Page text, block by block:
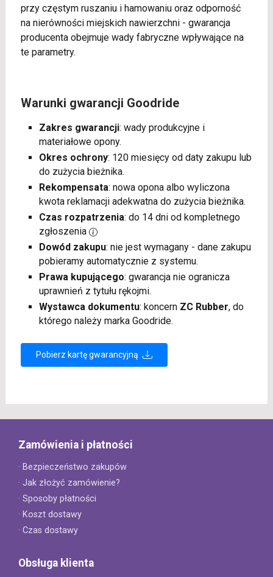
przy częstym ruszaniu i hamowaniu oraz odporność
na nierówności miejskich nawierzchni - gwarancja
producenta obejmuje wady fabryczne wpływające na
te parametry.
Warunki gwarancji Goodride
Zakres gwarancji: wady produkcyjne i
materiałowe opony.
Okres ochrony: 120 miesięcy od daty zakupu lub
do zużycia bieżnika.
Rekompensata: nowa opona albo wyliczona
kwota reklamacji adekwatna do zużycia bieżnika.
Czas rozpatrzenia: do 14 dni od kompletnego
zgłoszenia
Dowód zakupu: nie jest wymagany - dane zakupu
pobieramy automatycznie z systemu.
Prawa kupującego: gwarancja nie ogranicza
uprawnień z tytułu rękojmi.
Wystawca dokumentu: koncern ZC Rubber, do
którego należy marka Goodride.
Pobierz kartę gwarancyjną
Zamówienia i płatności
· Bezpieczeństwo zakupów
· Jak złożyć zamówienie?
· Sposoby płatności
· Koszt dostawy
· Czas dostawy
Obsługa klienta